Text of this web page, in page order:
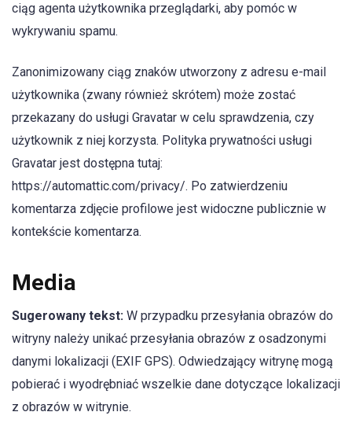
ciąg agenta użytkownika przeglądarki, aby pomóc w
wykrywaniu spamu.
Zanonimizowany ciąg znaków utworzony z adresu e-mail
użytkownika (zwany również skrótem) może zostać
przekazany do usługi Gravatar w celu sprawdzenia, czy
użytkownik z niej korzysta. Polityka prywatności usługi
Gravatar jest dostępna tutaj:
https://automattic.com/privacy/. Po zatwierdzeniu
komentarza zdjęcie profilowe jest widoczne publicznie w
kontekście komentarza.
Media
Sugerowany tekst: W przypadku przesyłania obrazów do
witryny należy unikać przesyłania obrazów z osadzonymi
danymi lokalizacji (EXIF GPS). Odwiedzający witrynę mogą
pobierać i wyodrębniać wszelkie dane dotyczące lokalizacji
z obrazów w witrynie.